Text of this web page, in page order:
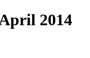
2014